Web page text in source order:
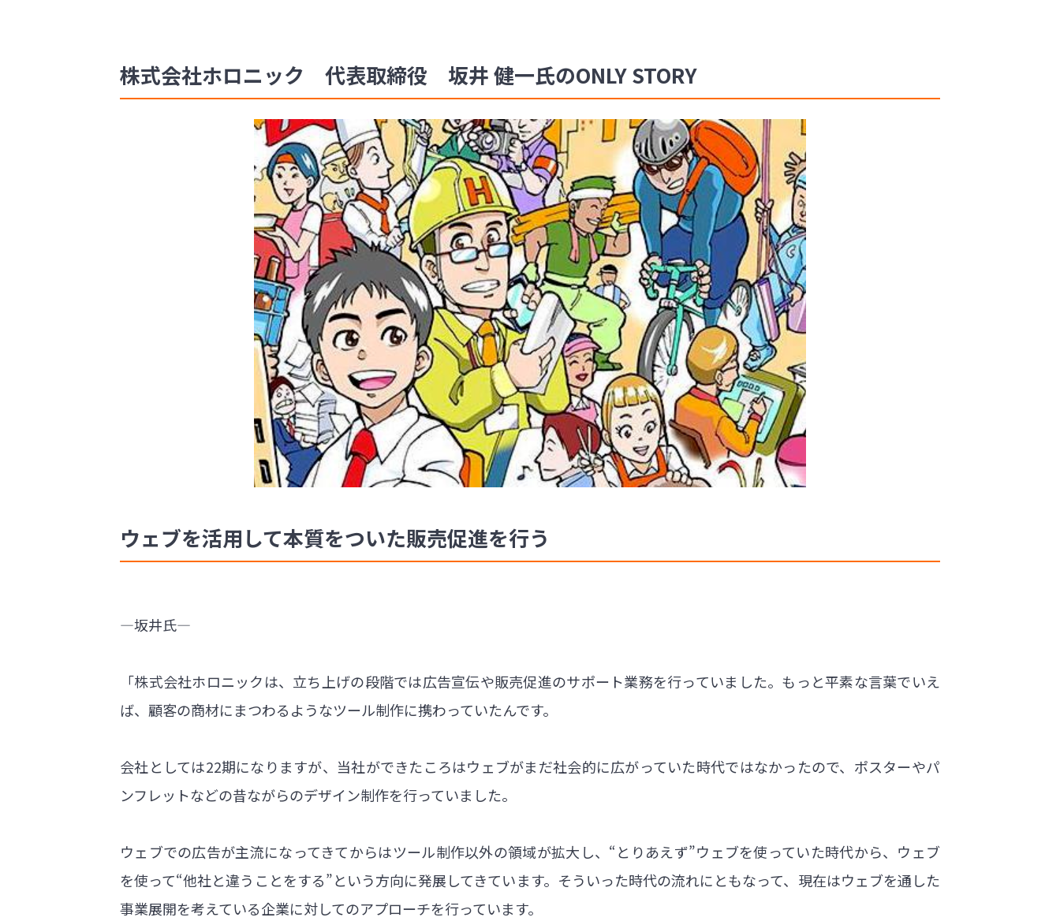
株式会社ホロニック 代表取締役 坂井 健一氏のONLY STORY
ウェブを活用して本質をついた販売促進を行う
―坂井氏―
「株式会社ホロニックは、立ち上げの段階では広告宣伝や販売促進のサポート業務を行っていました。もっと平素な言葉でいえ
ば、顧客の商材にまつわるようなツール制作に携わっていたんです。
会社としては22期になりますが、当社ができたころはウェブがまだ社会的に広がっていた時代ではなかったので、ポスターやパ
ンフレットなどの昔ながらのデザイン制作を行っていました。
ウェブでの広告が主流になってきてからはツール制作以外の領域が拡大し、“とりあえず”ウェブを使っていた時代から、ウェブ
を使って“他社と違うことをする”という方向に発展してきています。そういった時代の流れにともなって、現在はウェブを通した
事業展開を考えている企業に対してのアプローチを行っています。